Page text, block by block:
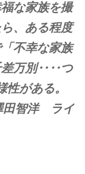
な家族を撮
、ある程度
不幸な家族
差万別‥‥つ
がある。
田智洋 ライ